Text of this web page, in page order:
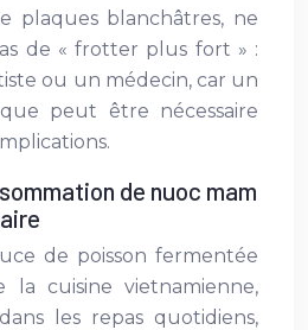
plaques blanchâtres, ne
de « frotter plus fort » :
ou un médecin, car un
peut être nécessaire
de nuoc mam
de poisson fermentée
la cuisine vietnamienne,
les repas quotidiens,